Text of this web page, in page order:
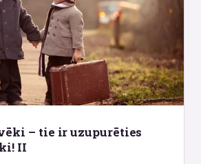
– tie ir uzupurēties
II